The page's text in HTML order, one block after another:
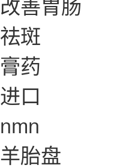
祛斑
膏药
进口
nmn
羊胎盘